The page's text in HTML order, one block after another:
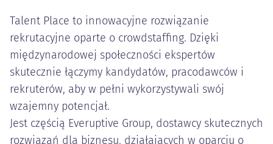
Talent Place to innowacyjne rozwiązanie
rekrutacyjne oparte o crowdstaffing. Dzięki
międzynarodowej społeczności ekspertów
skutecznie łączymy kandydatów, pracodawców i
rekruterów, aby w pełni wykorzystywali swój
wzajemny potencjał.
Jest częścią Everuptive Group, dostawcy skutecznych
rozwiązań dla biznesu, działających w oparciu o